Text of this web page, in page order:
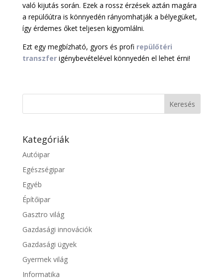
való kijutás során. Ezek a rossz érzések aztán magára
a repülőútra is könnyedén rányomhatják a bélyegüket,
így érdemes őket teljesen kigyomlálni.
Ezt egy megbízható, gyors és profi repülőtéri
transzferigénybevételével könnyedén el lehet érni!
Kategóriák
Autóipar
Egészségipar
Egyéb
Építőipar
Gasztro világ
Gazdasági innovációk
Gazdasági ügyek
Gyermek világ
Informatika